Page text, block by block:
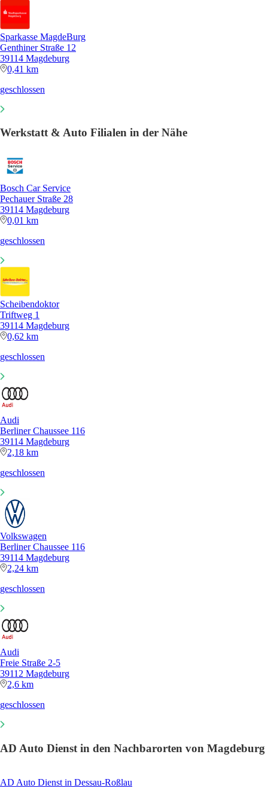
Sparkasse MagdeBurg
Genthiner Straße 12
39114 Magdeburg
0,41 km
geschlossen
Werkstatt & Auto Filialen in der Nähe
Bosch Car Service
Pechauer Straße 28
39114 Magdeburg
0,01 km
geschlossen
Scheibendoktor
Triftweg 1
39114 Magdeburg
0,62 km
geschlossen
Audi
Berliner Chaussee 116
39114 Magdeburg
2,18 km
geschlossen
Volkswagen
Berliner Chaussee 116
39114 Magdeburg
2,24 km
geschlossen
Audi
Freie Straße 2-5
39112 Magdeburg
2,6 km
geschlossen
AD Auto Dienst in den Nachbarorten von Magdeburg
AD Auto Dienst in Dessau-Roßlau